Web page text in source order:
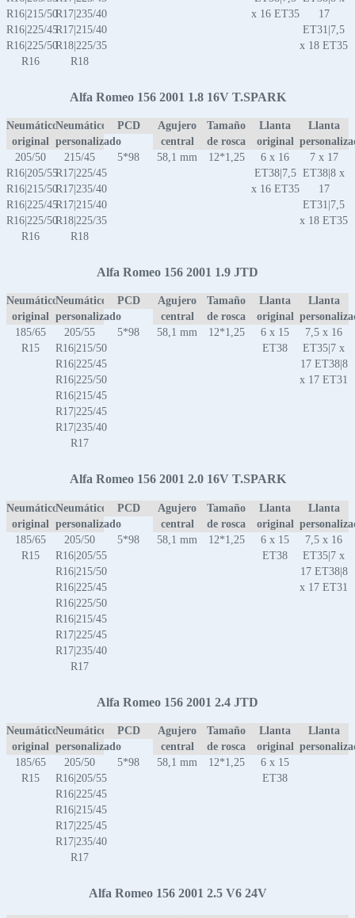
R16|215/50
R16|225/45
R16|225/50
R16
R17|235/40
R17|215/40
R18|225/35
R18
x 16 ET35
17
ET31|7,5
x 18 ET35
Alfa Romeo 156 2001 1.8 16V T.SPARK
Neumático
original
Neumático
personalizado
PCD
Agujero
central
Tamaño
de rosca
Llanta
original
Llanta
205/50
R16|205/55
R16|215/50
R16|225/45
R16|225/50
R16
215/45
R17|225/45
R17|235/40
R17|215/40
R18|225/35
R18
5*98 58,1 mm 12*1,25
6 x 16
ET38|7,5
x 16 ET35
7 x 17
ET38|8 x
17
ET31|7,5
x 18 ET35
Alfa Romeo 156 2001 1.9 JTD
Neumático
original
Neumático
personalizado
PCD
Agujero
central
Tamaño
de rosca
Llanta
original
Llanta
185/65
R15
205/55
R16|215/50
R16|225/45
R16|225/50
R16|215/45
R17|225/45
R17|235/40
R17
5*98 58,1 mm 12*1,25
6 x 15
ET38
7,5 x 16
ET35|7 x
17 ET38|8
x 17 ET31
Alfa Romeo 156 2001 2.0 16V T.SPARK
Neumático
original
Neumático
personalizado
PCD
Agujero
central
Tamaño
de rosca
Llanta
original
Llanta
185/65
R15
205/50
R16|205/55
R16|215/50
R16|225/45
R16|225/50
R16|215/45
R17|225/45
R17|235/40
R17
5*98 58,1 mm 12*1,25
6 x 15
ET38
7,5 x 16
ET35|7 x
17 ET38|8
x 17 ET31
Alfa Romeo 156 2001 2.4 JTD
Neumático
original
Neumático
personalizado
PCD
Agujero
central
Tamaño
de rosca
Llanta
original
Llanta
185/65
R15
205/50
R16|205/55
R16|225/45
R16|215/45
R17|225/45
R17|235/40
R17
5*98 58,1 mm 12*1,25
6 x 15
ET38
Alfa Romeo 156 2001 2.5 V6 24V